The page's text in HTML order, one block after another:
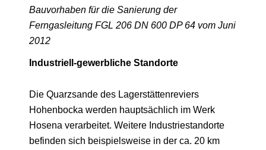
Bauvorhaben für die Sanierung der
Ferngasleitung FGL 206 DN 600 DP 64 vom Juni
2012
Industriell-gewerbliche Standorte
Die Quarzsande des Lagerstättenreviers
Hohenbocka werden hauptsächlich im Werk
Hosena verarbeitet. Weitere Industriestandorte
befinden sich beispielsweise in der ca. 20 km